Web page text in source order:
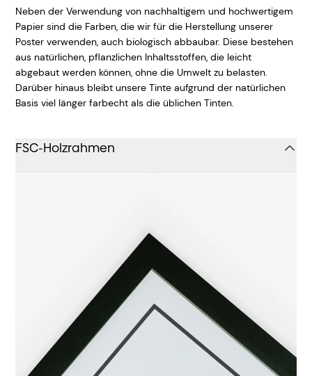
Neben der Verwendung von nachhaltigem und hochwertigem
Papier sind die Farben, die wir für die Herstellung unserer
Poster verwenden, auch biologisch abbaubar. Diese bestehen
aus natürlichen, pflanzlichen Inhaltsstoffen, die leicht
abgebaut werden können, ohne die Umwelt zu belasten.
Darüber hinaus bleibt unsere Tinte aufgrund der natürlichen
Basis viel länger farbecht als die üblichen Tinten.
FSC-Holzrahmen